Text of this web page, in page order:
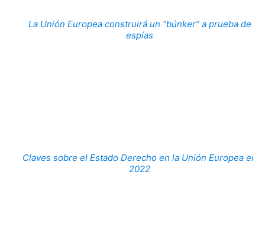
La Unión Europea construirá un “búnker” a prueba de
espías
Claves sobre el Estado Derecho en la Unión Europea en
2022